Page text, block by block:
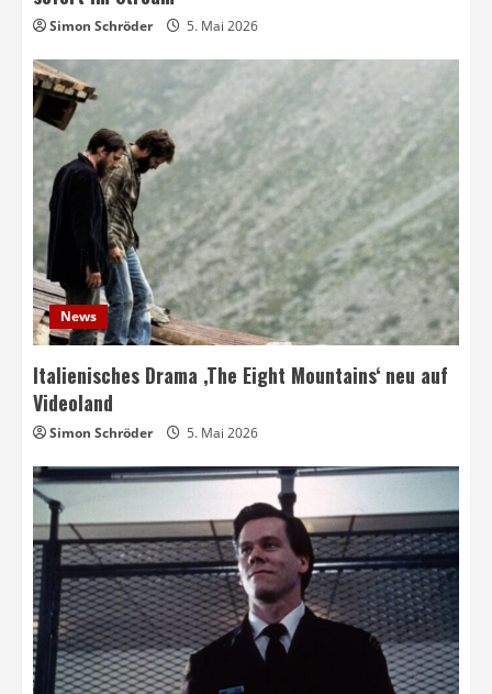
Simon Schröder 5. Mai 2026
News
Italienisches Drama ‚The Eight Mountains‘ neu auf
Videoland
Simon Schröder 5. Mai 2026